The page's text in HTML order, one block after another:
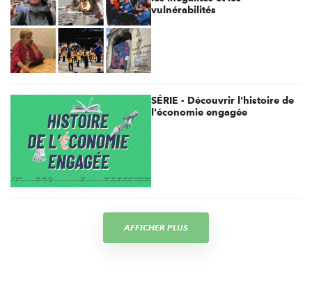
vulnérabilités
SÉRIE - Découvrir l'histoire de
l'économie engagée
AFFICHER PLUS